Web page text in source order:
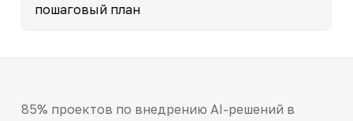
пошаговый план
85% проектов по внедрению AI-решений в